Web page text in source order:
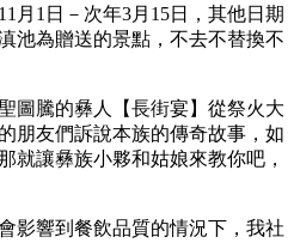
月1日－次年3月15日，其他日期
池為贈送的景點，不去不替換不
圖騰的彝人【長街宴】從祭火大
朋友們訴說本族的傳奇故事，如
就讓彝族小夥和姑娘來教你吧，
影響到餐飲品質的情況下，我社